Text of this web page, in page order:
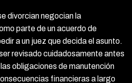
divorcian negocian la
parte de un acuerdo de
a un juez que decida el asunto.
revisado cuidadosamente antes
obligaciones de manutención
financieras a largo